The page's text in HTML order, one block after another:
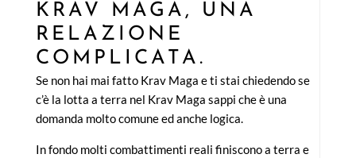
KRAV MAGA, UNA
RELAZIONE
COMPLICATA.
Se non hai mai fatto Krav Maga e ti stai chiedendo se
c’è la lotta a terra nel Krav Maga sappi che è una
domanda molto comune ed anche logica.
In fondo molti combattimenti reali finiscono a terra e